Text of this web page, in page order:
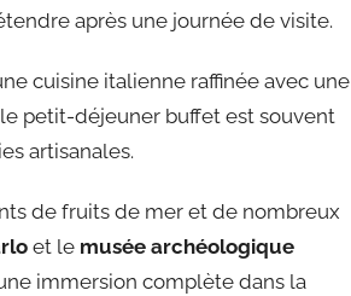
après une journée de visite.
cuisine italienne raffinée avec une
petit-déjeuner buffet est souvent
artisanales.
de fruits de mer et de nombreux
et le musée archéologique
immersion complète dans la